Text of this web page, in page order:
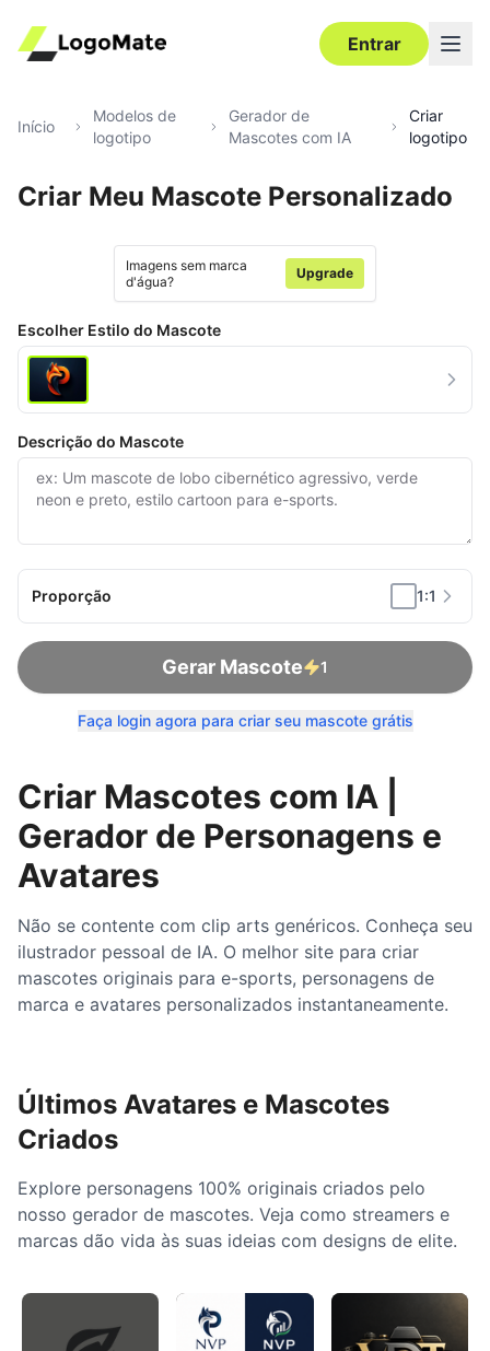
Entrar
Início
Modelos de
logotipo
Gerador de
Mascotes com IA
Criar
logotipo
Criar Meu Mascote Personalizado
Ultra‑HD Editar
Imagens sem marca
d'água?
Upgrade
Escolher Estilo do Mascote
Descrição do Mascote
Proporção 1:1
Gerar Mascote 1
Faça login agora para criar seu mascote grátis
Criar Mascotes com IA |
Gerador de Personagens e
Avatares
Não se contente com clip arts genéricos. Conheça seu
ilustrador pessoal de IA. O melhor site para criar
mascotes originais para e-sports, personagens de
marca e avatares personalizados instantaneamente.
Últimos Avatares e Mascotes
Criados
Explore personagens 100% originais criados pelo
nosso gerador de mascotes. Veja como streamers e
marcas dão vida às suas ideias com designs de elite.